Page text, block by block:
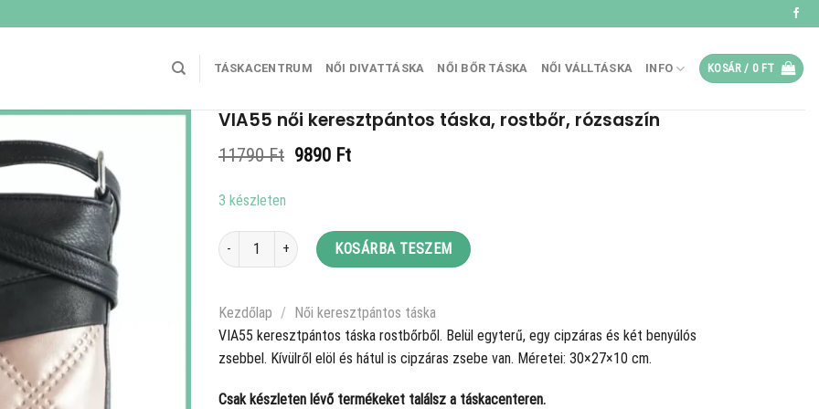
TÁSKACENTRUM NŐI DIVATTÁSKA NŐI BŐR TÁSKA NŐI VÁLLTÁSKA INFO KOSÁR / 0 FT
VIA55 női keresztpántos táska, rostbőr, rózsaszín
11790Ft Original
9890 FtCurrent
3 készleten
VIA55 női keresztpántos táska, rostbőr, rózsaszín mennyiség
KOSÁRBA TESZEM
Kezdőlap / Női keresztpántos táska
VIA55 keresztpántos táska rostbőrből. Belül egyterű, egy cipzáras és két benyúlós
zsebbel. Kívülről elöl és hátul is cipzáras zsebe van. Méretei: 30×27×10 cm.
Csak készleten lévő termékeket találsz a táskacenteren.